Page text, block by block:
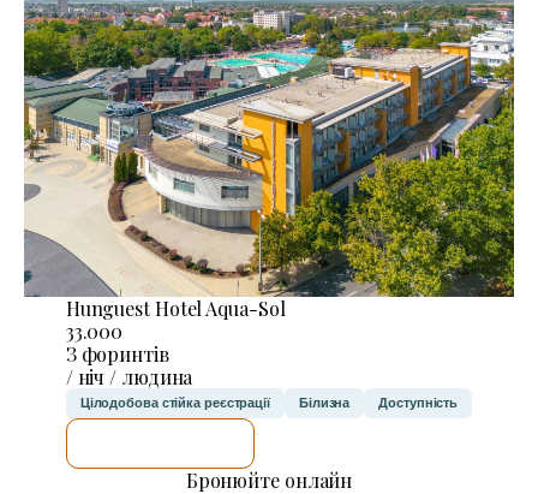
Hunguest Hotel Aqua-Sol
33.000
З форинтів
/ ніч / людина
Цілодобова стійка реєстрації Білизна Доступність
Бронюйте онлайн